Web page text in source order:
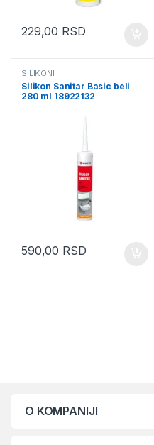
229,00 RSD
SILIKONI
Silikon Sanitar Basic beli
280 ml 18922132
590,00 RSD
O KOMPANIJI